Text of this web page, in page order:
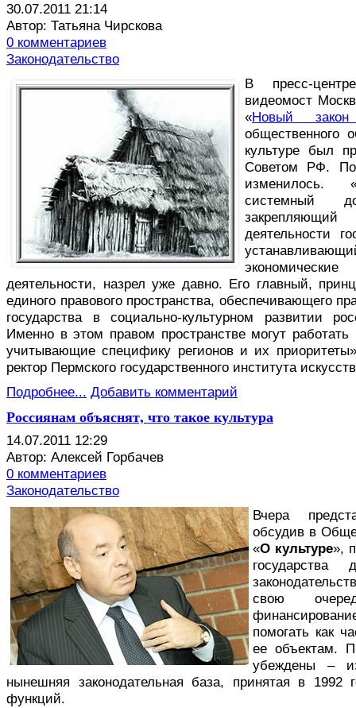
30.07.2011 21:14
Автор: Татьяна Чирскова
0 комментариев
Законодательство
В пресс-
видеомост
«Новый
общественного
культуре был
Советом РФ.
изменилось.
системный
деятельности
деятельности, назрел уже давно. Его главный,
единого правового пространства, обеспечивающего
государства в социально-культурном развитии
Именно в этом правом пространстве могут работать
учитывающие специфику регионов и их
ректор Пермского государственного института
Подробнее... Добавить комментарий
Россиянам объяснят, что такое культура
14.07.2011 12:29
Автор: Алексей Горбачев
0 комментариев
Законодательство
Вчера
обсудив в
«О культуре»,
свою
помогать как
ее объектам.
убеждены –
нынешняя законодательная база, принятая в 1992
функций.